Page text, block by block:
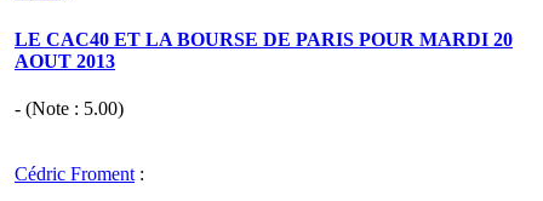
LE CAC40 ET LA BOURSE DE PARIS POUR MARDI 20
AOUT 2013
- (Note : 5.00)
Cédric Froment :